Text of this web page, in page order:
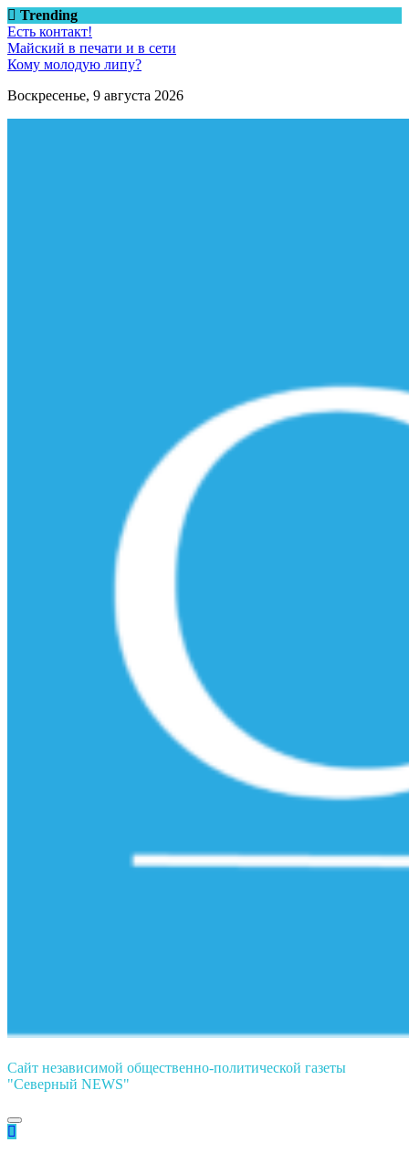
Перейти
к
содержимому
Trending
Есть контакт!
Майский в печати и в сети
Кому молодую липу?
Воскресенье, 9 августа 2026
Сайт независимой общественно-политической газеты
"Северный NEWS"